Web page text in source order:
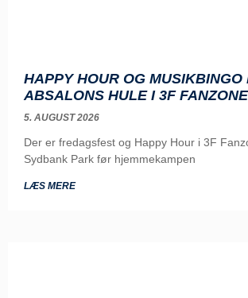
HAPPY HOUR OG MUSIKBINGO
ABSALONS HULE I 3F
5. AUGUST 2026
Der er fredagsfest og Happy Hour i 3F
Sydbank Park før hjemmekampen
LÆS MERE